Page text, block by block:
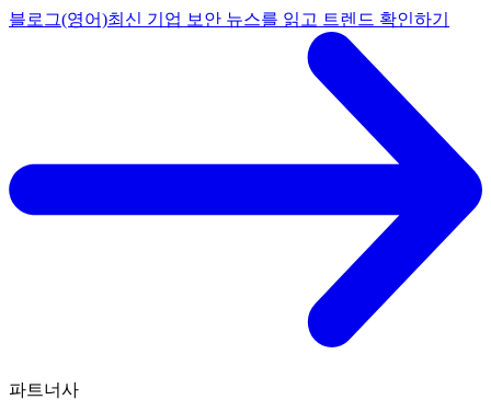
블로그(영어)최신 기업 보안 뉴스를 읽고 트렌드 확인하기
파트너사